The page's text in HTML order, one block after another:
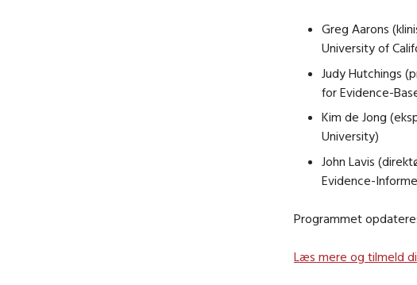
Greg Aarons
University of
Judy Hutchings
for Evidence-
Kim de Jong
University)
John Lavis
Evidence-
Programmet
Læs mere og tilmeld